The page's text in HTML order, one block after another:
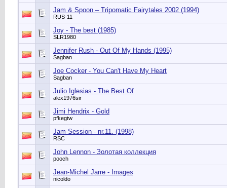
Jam & Spoon ‎– Tripomatic Fairytales 2002 (1994)
RUS-11
Joy - The best (1985)
SLR1980
Jennifer Rush - Out Of My Hands (1995)
Sagban
Joe Cocker - You Can't Have My Heart
Sagban
Julio Iglesias - The Best Of
alex1976sir
Jimi Hendrix - Gold
pfkegtw
Jam Session - nr.11. (1998)
RSC
John Lennon - Золотая коллекция
pooch
Jean-Michel Jarre - Images
nicoldo